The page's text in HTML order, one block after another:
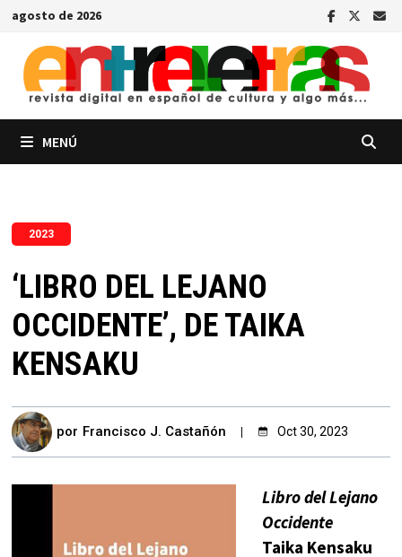
Saltar
contenido
agosto de 2026
MENÚ
2023
‘LIBRO DEL LEJANO
OCCIDENTE’, DE TAIKA
KENSAKU
por Francisco J. Castañón Oct 30, 2023
Libro del Lejano
Occidente
Taika Kensaku